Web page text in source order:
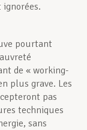
pourtant
de « working-
plus grave. Les
pas
techniques
sans